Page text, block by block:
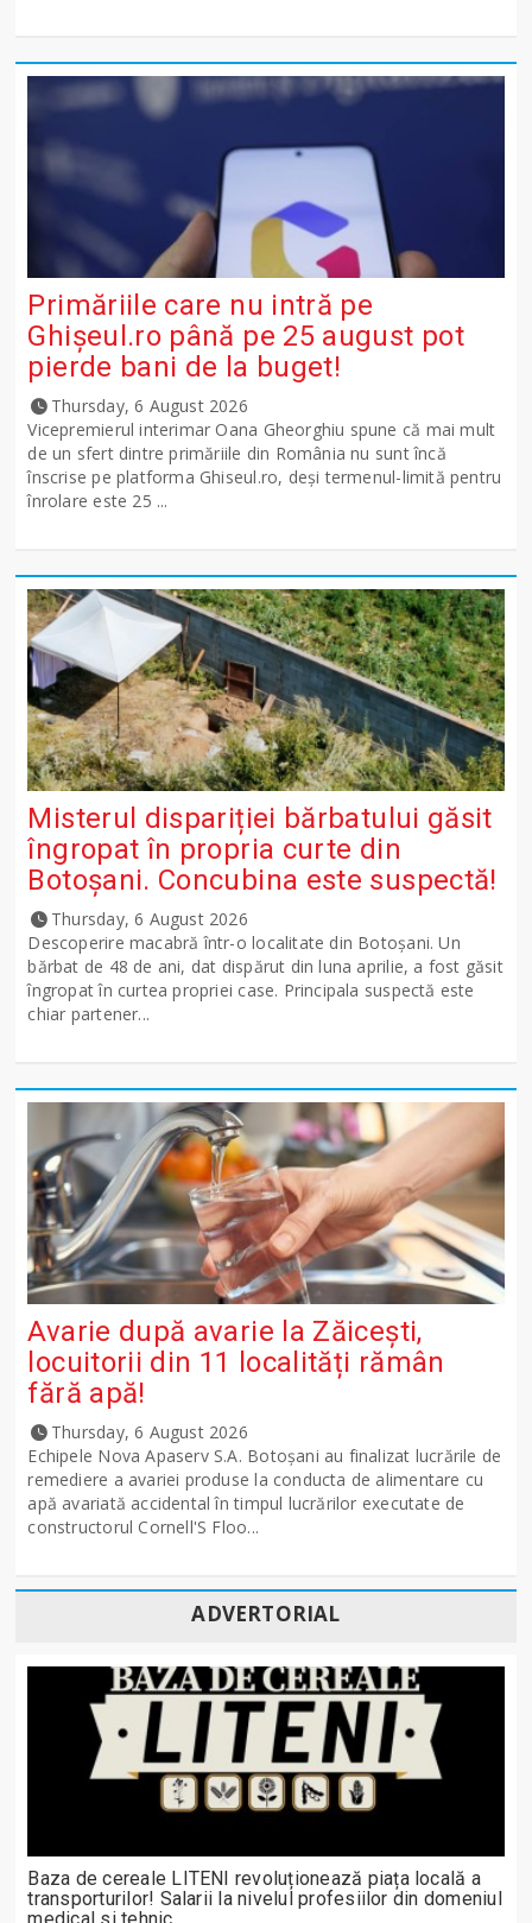
Primăriile care nu intră pe
Ghişeul.ro până pe 25 august pot
pierde bani de la buget!
Thursday, 6 August 2026
Vicepremierul interimar Oana Gheorghiu spune că mai mult
de un sfert dintre primăriile din România nu sunt încă
înscrise pe platforma Ghiseul.ro, deși termenul-limită pentru
înrolare este 25 ...
Misterul dispariției bărbatului găsit
îngropat în propria curte din
Botoșani. Concubina este suspectă!
Thursday, 6 August 2026
Descoperire macabră într-o localitate din Botoșani. Un
bărbat de 48 de ani, dat dispărut din luna aprilie, a fost găsit
îngropat în curtea propriei case. Principala suspectă este
chiar partener...
Avarie după avarie la Zăicești,
locuitorii din 11 localități rămân
fără apă!
Thursday, 6 August 2026
Echipele Nova Apaserv S.A. Botoșani au finalizat lucrările de
remediere a avariei produse la conducta de alimentare cu
apă avariată accidental în timpul lucrărilor executate de
constructorul Cornell'S Floo...
ADVERTORIAL
Baza de cereale LITENI revoluționează piața locală a
transporturilor! Salarii la nivelul profesiilor din domeniul
medical si tehnic